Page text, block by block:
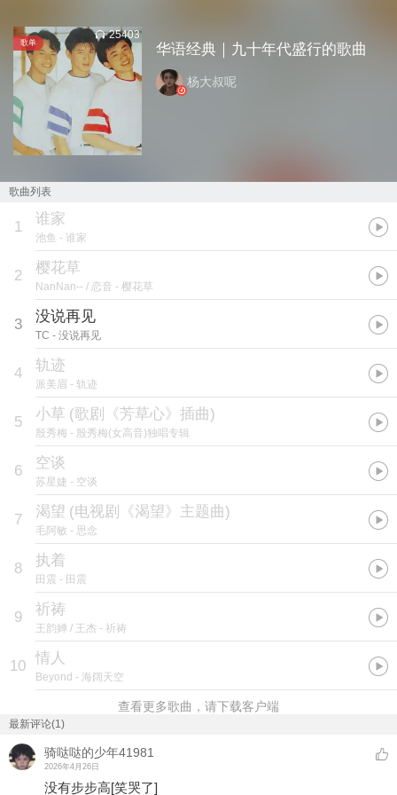
歌单
25403
华语经典｜九十年代盛行的歌曲
杨大叔呢
歌曲列表
1 谁家
池鱼 - 谁家
2 樱花草
NanNan-- / 恋音 - 樱花草
3 没说再见
TC - 没说再见
4 轨迹
派美眉 - 轨迹
5 小草 (歌剧《芳草心》插曲)
殷秀梅 - 殷秀梅(女高音)独唱专辑
6 空谈
苏星婕 - 空谈
7 渴望 (电视剧《渴望》主题曲)
毛阿敏 - 思念
8 执着
田震 - 田震
9 祈祷
王韵婵 / 王杰 - 祈祷
10 情人
Beyond - 海阔天空
查看更多歌曲，请下载客户端
最新评论(1)
骑哒哒的少年41981
2026年4月26日
没有步步高[笑哭了]